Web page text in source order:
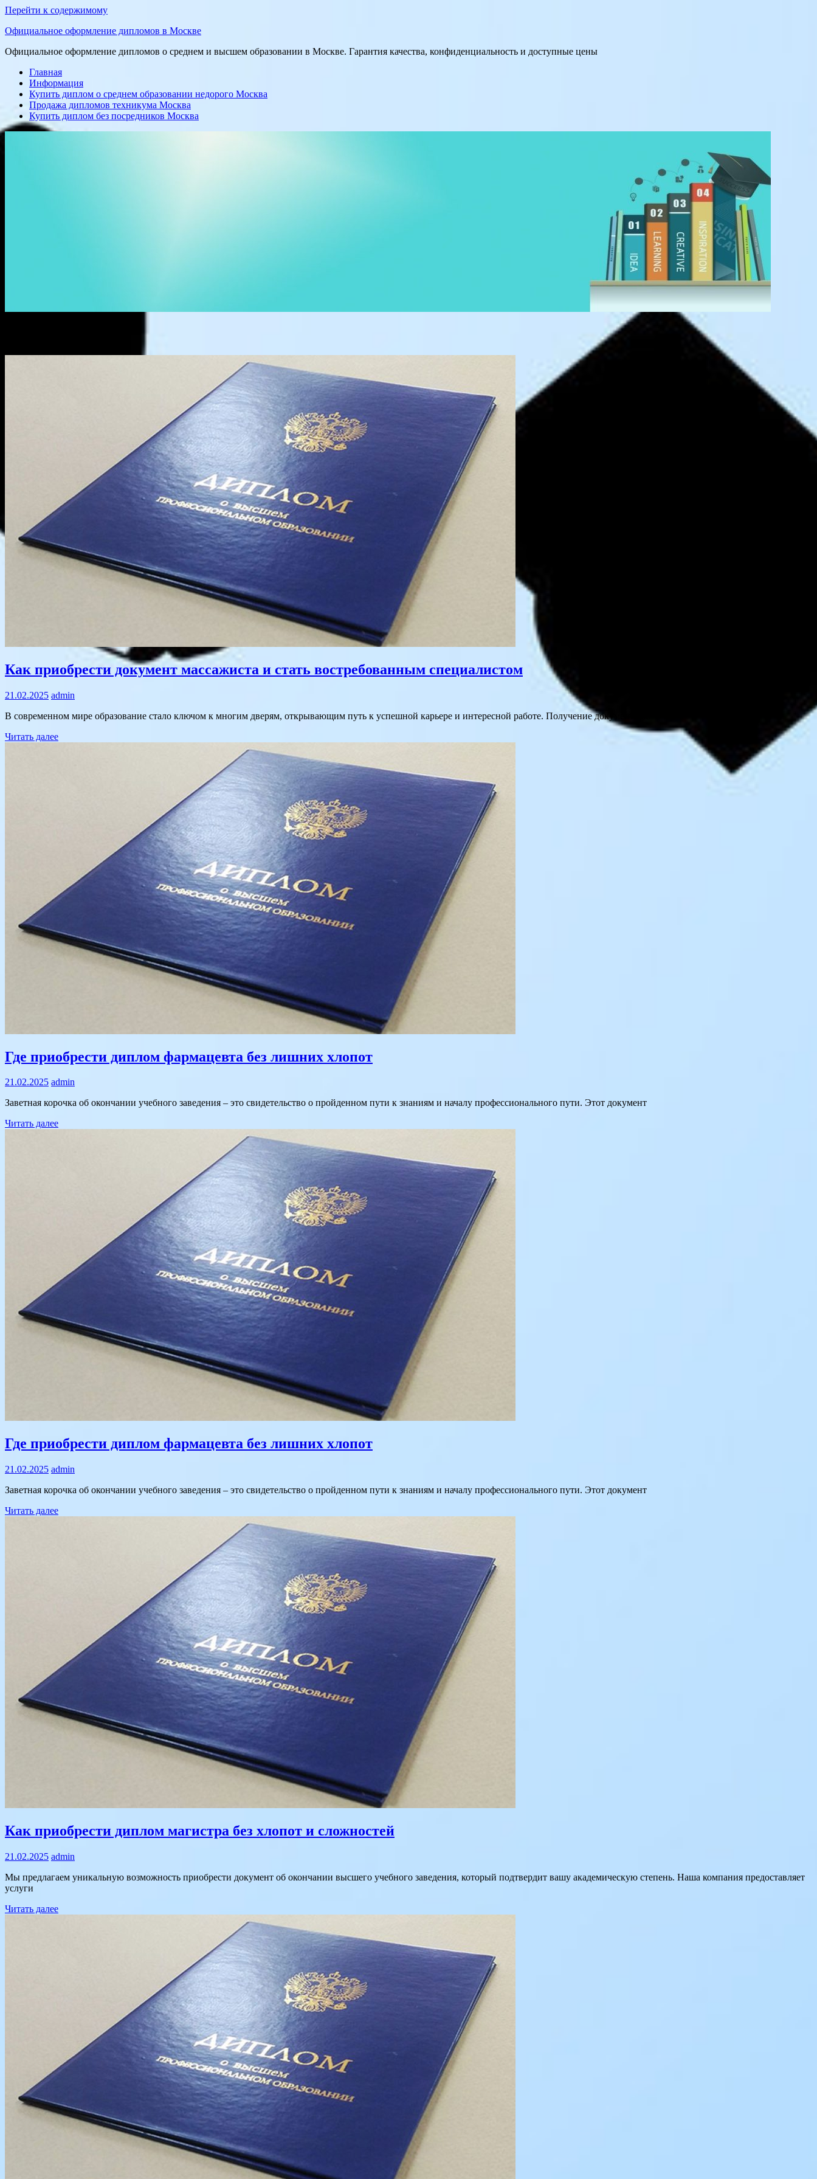
Перейти к содержимому
Официальное оформление дипломов в Москве
Официальное оформление дипломов о среднем и высшем образовании в Москве. Гарантия качества, конфиденциальность и доступные цены
Главная
Информация
Купить диплом о среднем образовании недорого Москва
Продажа дипломов техникума Москва
Купить диплом без посредников Москва
Как приобрести документ массажиста и стать востребованным специалистом
21.02.2025 admin
В современном мире образование стало ключом к многим дверям, открывающим путь к успешной карьере и интересной работе. Получение документа об
Читать далее
Где приобрести диплом фармацевта без лишних хлопот
21.02.2025 admin
Заветная корочка об окончании учебного заведения – это свидетельство о пройденном пути к знаниям и началу профессионального пути. Этот документ
Читать далее
Где приобрести диплом фармацевта без лишних хлопот
21.02.2025 admin
Заветная корочка об окончании учебного заведения – это свидетельство о пройденном пути к знаниям и началу профессионального пути. Этот документ
Читать далее
Как приобрести диплом магистра без хлопот и сложностей
21.02.2025 admin
Мы предлагаем уникальную возможность приобрести документ об окончании высшего учебного заведения, который подтвердит вашу академическую степень. Наша компания предоставляет
услуги
Читать далее